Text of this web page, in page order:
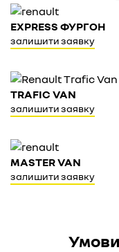
EXPRESS ФУРГОН
залишити заявку
TRAFIC VAN
залишити заявку
MASTER VAN
залишити заявку